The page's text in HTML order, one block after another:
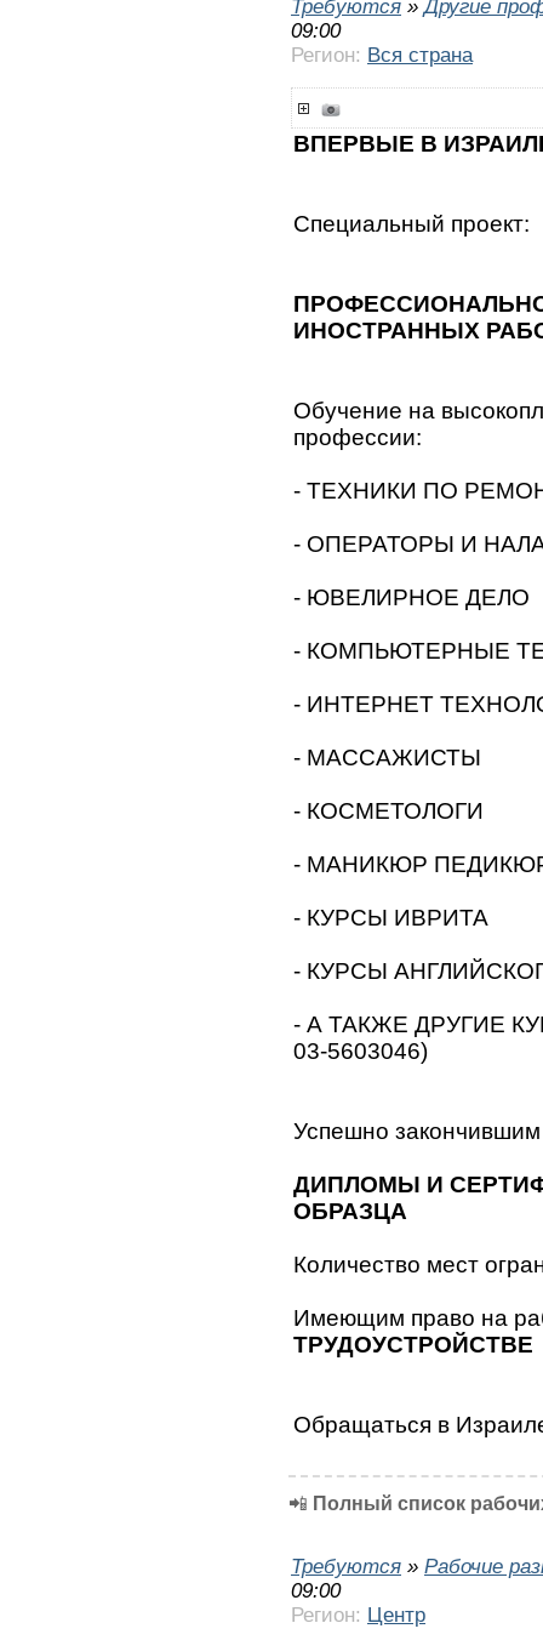
Требуются »Другие
09:00
Регион: Вся страна
ВПЕРВЫЕ В
Специальный проект:
ИНОСТРАННЫХ
Обучение на
профессии:
- ТЕХНИКИ ПО
- ОПЕРАТОРЫ И
- ЮВЕЛИРНОЕ ДЕЛО
- КОМПЬЮТЕРНЫЕ
- ИНТЕРНЕТ
- МАССАЖИСТЫ
- КОСМЕТОЛОГИ
- МАНИКЮР
- КУРСЫ ИВРИТА
- КУРСЫ
- А ТАКЖЕ ДРУГИЕ
03-5603046)
Успешно
ДИПЛОМЫ И
ОБРАЗЦА
Количество мест
Имеющим право на
ТРУДОУСТРОЙСТВЕ
Обращаться в
📲 Полный список
Требуются » Рабочие
09:00
Регион: Центр